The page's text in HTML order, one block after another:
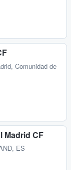
Comunidad de
Madrid CF
ES